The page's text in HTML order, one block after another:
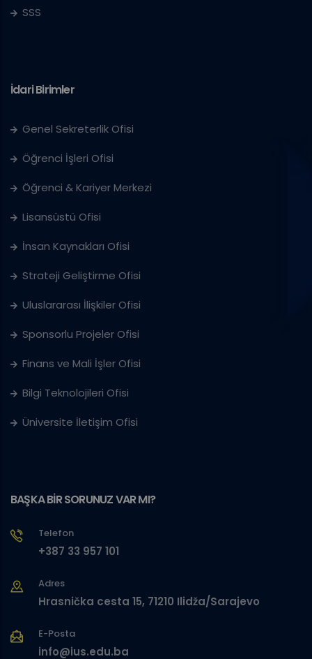
SSS
İdari Birimler
Genel Sekreterlik Ofisi
Öğrenci İşleri Ofisi
Öğrenci & Kariyer Merkezi
Lisansüstü Ofisi
İnsan Kaynakları Ofisi
Strateji Geliştirme Ofisi
Uluslararası İlişkiler Ofisi
Sponsorlu Projeler Ofisi
Finans ve Mali İşler Ofisi
Bilgi Teknolojileri Ofisi
Üniversite İletişim Ofisi
BAŞKA BİR SORUNUZ VAR MI?
Telefon
+387 33 957 101
Adres
Hrasnička cesta 15, 71210 Ilidža/Sarajevo
E-Posta
info@ius.edu.ba